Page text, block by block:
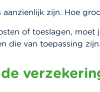
aanzienlijk zijn. Hoe
of toeslagen,
die van toepassing zijn.